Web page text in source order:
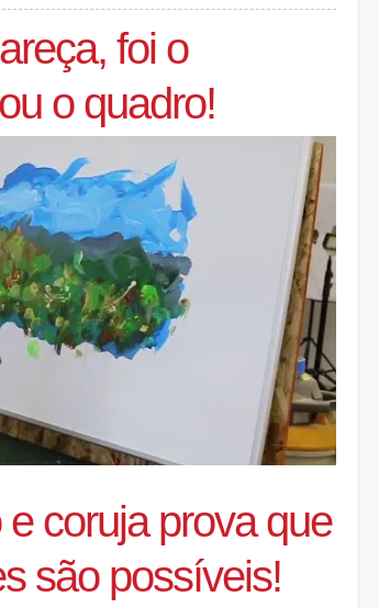
foi o
o quadro!
coruja prova que
são possíveis!